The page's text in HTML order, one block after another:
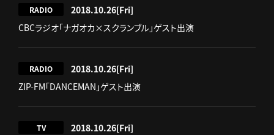
RADIO 2018.10.26[Fri]
CBCラジオ「ナガオカ×スクランブル」ゲスト出演
RADIO 2018.10.26[Fri]
ZIP-FM「DANCEMAN」ゲスト出演
TV 2018.10.26[Fri]